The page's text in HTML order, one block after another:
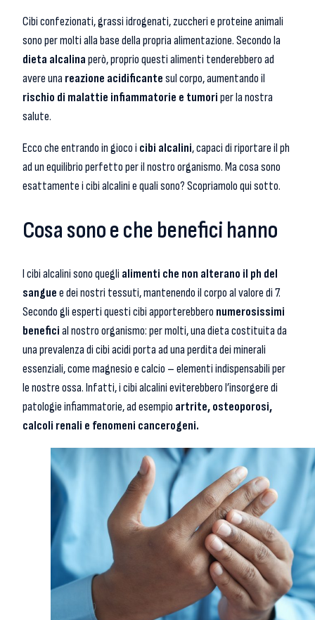
Cibi confezionati, grassi idrogenati, zuccheri e proteine animali
sono per molti alla base della propria alimentazione. Secondo la
dieta alcalinaperò, proprio questi alimenti tenderebbero ad
avere una reazione acidificantesul corpo, aumentando il
rischio di malattie infiammatorie e tumoriper la nostra
salute.
Ecco che entrando in gioco i cibi alcalini, capaci di riportare il ph
ad un equilibrio perfetto per il nostro organismo. Ma cosa sono
esattamente i cibi alcalini e quali sono? Scopriamolo qui sotto.
Cosa sono e che benefici hanno
I cibi alcalini sono quegli alimenti che non alterano il ph del
sanguee dei nostri tessuti, mantenendo il corpo al valore di 7.
Secondo gli esperti questi cibi apporterebbero numerosissimi
beneficial nostro organismo: per molti, una dieta costituita da
una prevalenza di cibi acidi porta ad una perdita dei minerali
essenziali, come magnesio e calcio – elementi indispensabili per
le nostre ossa. Infatti, i cibi alcalini eviterebbero l’insorgere di
patologie infiammatorie, ad esempio artrite, osteoporosi,
calcoli renali e fenomeni cancerogeni.